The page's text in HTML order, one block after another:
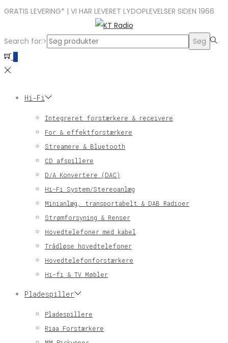
GRATIS LEVERING* | VI HAR LEVERET LYDOPLEVELSER SIDEN 1966
Search for:>
Søg
0
Hi-Fi
Integreret forstærkere & receivere
For & effektforstærkere
Streamere & Bluetooth
CD afspillere
D/A Konvertere (DAC)
Hi-Fi System/Stereoanlæg
Minianlæg, transportabelt & DAB Radioer
Strømforsyning & Renser
Hovedtelefoner med kabel
Trådløse hovedtelefoner
Hovedtelefonforstærkere
Hi-fi & TV Møbler
Pladespiller
Pladespillere
Riaa Forstærkere